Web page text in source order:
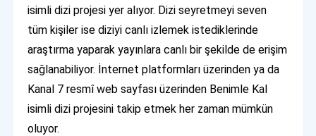
isimli dizi projesi yer alıyor. Dizi seyretmeyi seven
tüm kişiler ise diziyi canlı izlemek istediklerinde
araştırma yaparak yayınlara canlı bir şekilde de erişim
sağlanabiliyor. İnternet platformları üzerinden ya da
Kanal 7 resmî web sayfası üzerinden Benimle Kal
isimli dizi projesini takip etmek her zaman mümkün
oluyor.